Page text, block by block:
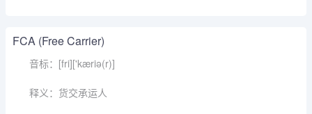
FCA (Free Carrier)
音标：[fri]['kæriə(r)]
释义：货交承运人